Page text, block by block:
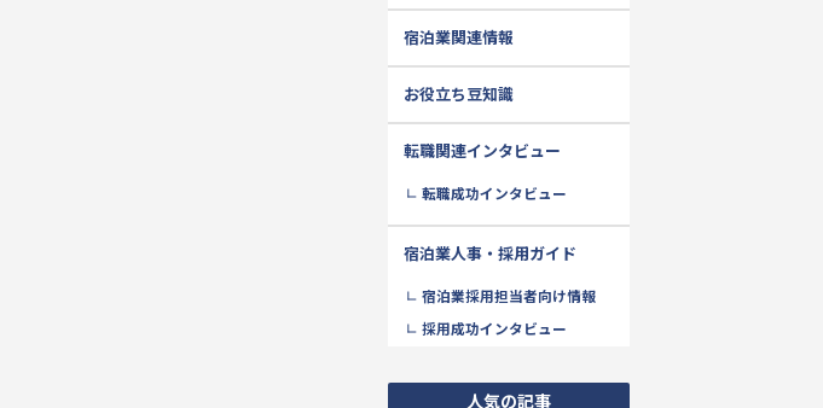
宿泊業関連情報
お役立ち豆知識
転職関連インタビュー
転職成功インタビュー
宿泊業人事・採用ガイド
宿泊業採用担当者向け情報
採用成功インタビュー
人気の記事